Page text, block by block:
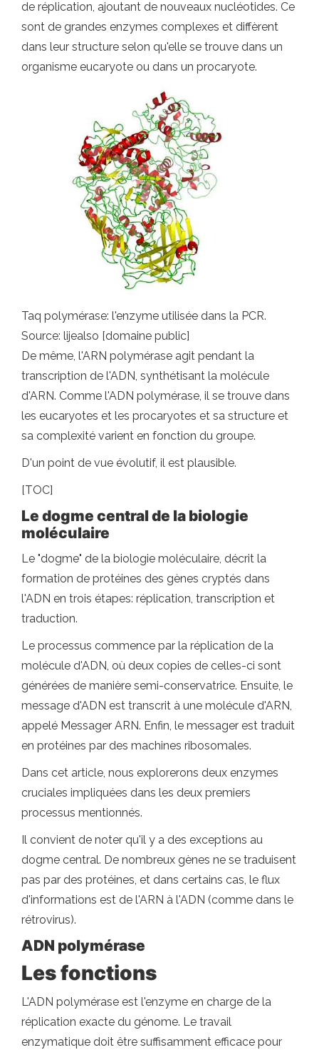
de réplication, ajoutant de nouveaux nucléotides. Ce
sont de grandes enzymes complexes et diffèrent
dans leur structure selon qu'elle se trouve dans un
organisme eucaryote ou dans un procaryote.
Taq polymérase: l'enzyme utilisée dans la PCR.
Source: lijealso [domaine public]
De même, l'ARN polymérase agit pendant la
transcription de l'ADN, synthétisant la molécule
d'ARN. Comme l'ADN polymérase, il se trouve dans
les eucaryotes et les procaryotes et sa structure et
sa complexité varient en fonction du groupe.
D'un point de vue évolutif, il est plausible.
[TOC]
Le dogme central de la biologie
moléculaire
Le "dogme" de la biologie moléculaire, décrit la
formation de protéines des gènes cryptés dans
l'ADN en trois étapes: réplication, transcription et
traduction.
Le processus commence par la réplication de la
molécule d'ADN, où deux copies de celles-ci sont
générées de manière semi-conservatrice. Ensuite, le
message d'ADN est transcrit à une molécule d'ARN,
appelé Messager ARN. Enfin, le messager est traduit
en protéines par des machines ribosomales.
Dans cet article, nous explorerons deux enzymes
cruciales impliquées dans les deux premiers
processus mentionnés.
Il convient de noter qu'il y a des exceptions au
dogme central. De nombreux gènes ne se traduisent
pas par des protéines, et dans certains cas, le flux
d'informations est de l'ARN à l'ADN (comme dans le
rétrovirus).
ADN polymérase
Les fonctions
L'ADN polymérase est l'enzyme en charge de la
réplication exacte du génome. Le travail
enzymatique doit être suffisamment efficace pour